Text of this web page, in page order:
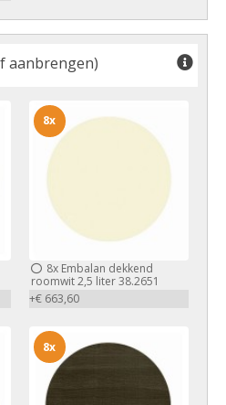
aanbrengen)
8xEmbalan dekkend
roomwit 2,5 liter 38.2651
+€ 663,60
8x
8x